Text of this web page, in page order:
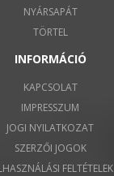
NYÁRSAPÁT
TÖRTEL
INFORMÁCIÓ
KAPCSOLAT
IMPRESSZUM
JOGI NYILATKOZAT
SZERZŐI JOGOK
FELTÉTELEK